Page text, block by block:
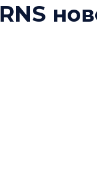
RNS